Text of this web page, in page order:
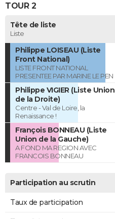
TOUR 2
Tête de liste
Liste
Philippe LOISEAU (Liste
Front National)
LISTE FRONT NATIONAL
PRESENTEE PAR MARINE LE PEN
Philippe VIGIER (Liste Union
de la Droite)
Centre - Val de Loire, la
Renaissance !
François BONNEAU (Liste
Union de la Gauche)
A FOND MA REGION AVEC
FRANCOIS BONNEAU
Participation au scrutin
Taux de participation